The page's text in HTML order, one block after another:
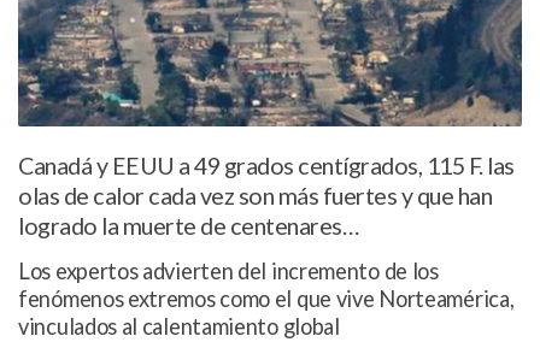
Canadá y EEUU a 49 grados centígrados, 115 F. las
olas de calor cada vez son más fuertes y que han
logrado la muerte de centenares…
Los expertos advierten del incremento de los
fenómenos extremos como el que vive Norteamérica,
vinculados al calentamiento global